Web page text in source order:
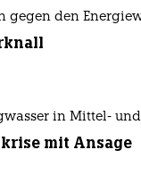
gegen den
in Mittel-
mit Ansage